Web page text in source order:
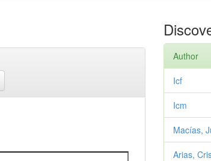
Author
Icf
Icm
Macías,
Arias,